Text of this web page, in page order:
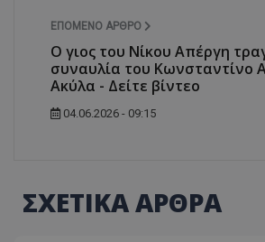
ΕΠΌΜΕΝΟ ΆΡΘΡΟ
Ο γιος του Νίκου Απέργη
συναυλία του Κωνσταντίνο
Ακύλα - Δείτε βίντεο
04.06.2026 - 09:15
ΣΧΕΤΙΚΑ ΑΡΘΡΑ